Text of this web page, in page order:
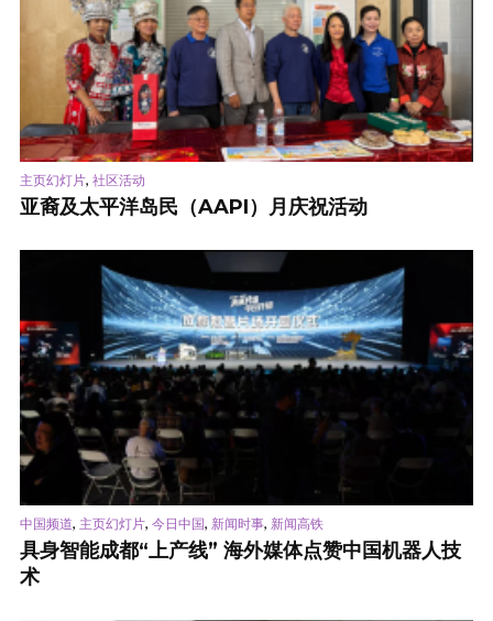
主页幻灯片, 社区活动
亚裔及太平洋岛民（AAPI）月庆祝活动
中国频道, 主页幻灯片, 今日中国, 新闻时事, 新闻高铁
具身智能成都“上产线” 海外媒体点赞中国机器人技
术